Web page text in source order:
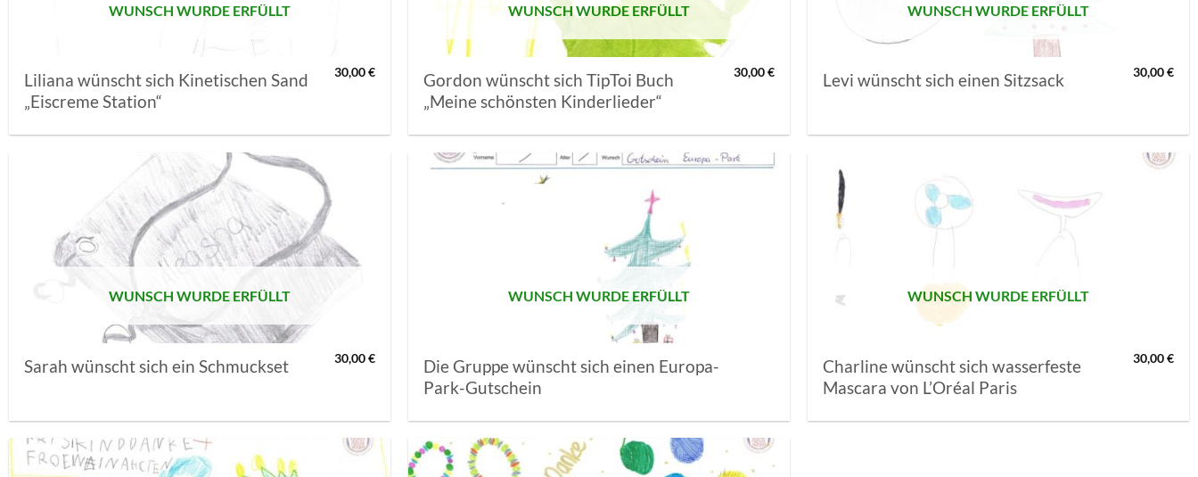
WUNSCH WURDE ERFÜLLT
Liliana wünscht sich Kinetischen Sand
„Eiscreme Station“
30,00€
WUNSCH WURDE ERFÜLLT
Gordon wünscht sich TipToi Buch
„Meine schönsten Kinderlieder“
30,00€
WUNSCH WURDE ERFÜLLT
Levi wünscht sich einen Sitzsack 30,00€
AUF MEINE
MERKLISTE
SETZEN
WUNSCH WURDE ERFÜLLT
Sarah wünscht sich ein Schmuckset 30,00€
WUNSCH WURDE ERFÜLLT
Die Gruppe wünscht sich einen Europa-
Park-Gutschein
WUNSCH WURDE ERFÜLLT
Charline wünscht sich wasserfeste
Mascara von L’Oréal Paris
30,00€